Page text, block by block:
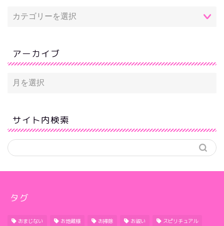
アーカイブ
サイト内検索
タグ
おまじない お地蔵様 お掃除 お祓い スピリチュアル